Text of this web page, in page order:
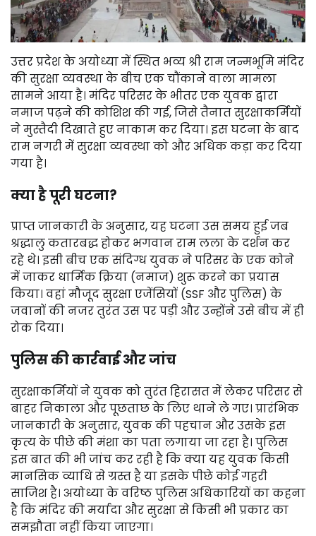
उत्तर प्रदेश के अयोध्या में स्थित भव्य श्री राम जन्मभूमि मंदिर
की सुरक्षा व्यवस्था के बीच एक चौंकाने वाला मामला
सामने आया है। मंदिर परिसर के भीतर एक युवक द्वारा
नमाज पढ़ने की कोशिश की गई, जिसे तैनात सुरक्षाकर्मियों
ने मुस्तैदी दिखाते हुए नाकाम कर दिया। इस घटना के बाद
राम नगरी में सुरक्षा व्यवस्था को और अधिक कड़ा कर दिया
गया है।
क्या है पूरी घटना?
प्राप्त जानकारी के अनुसार, यह घटना उस समय हुई जब
श्रद्धालु कतारबद्ध होकर भगवान राम लला के दर्शन कर
रहे थे। इसी बीच एक संदिग्ध युवक ने परिसर के एक कोने
में जाकर धार्मिक क्रिया (नमाज) शुरू करने का प्रयास
किया। वहां मौजूद सुरक्षा एजेंसियों (SSF और पुलिस) के
जवानों की नजर तुरंत उस पर पड़ी और उन्होंने उसे बीच में ही
रोक दिया।
पुलिस की कार्रवाई और जांच
सुरक्षाकर्मियों ने युवक को तुरंत हिरासत में लेकर परिसर से
बाहर निकाला और पूछताछ के लिए थाने ले गए। प्रारंभिक
जानकारी के अनुसार, युवक की पहचान और उसके इस
कृत्य के पीछे की मंशा का पता लगाया जा रहा है। पुलिस
इस बात की भी जांच कर रही है कि क्या यह युवक किसी
मानसिक व्याधि से ग्रस्त है या इसके पीछे कोई गहरी
साजिश है। अयोध्या के वरिष्ठ पुलिस अधिकारियों का कहना
है कि मंदिर की मर्यादा और सुरक्षा से किसी भी प्रकार का
समझौता नहीं किया जाएगा।